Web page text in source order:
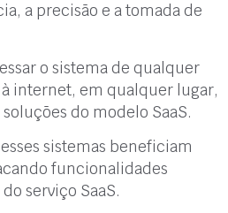
a precisão e a tomada de
o sistema de qualquer
internet, em qualquer lugar,
do modelo SaaS.
sistemas beneficiam
funcionalidades
serviço SaaS.